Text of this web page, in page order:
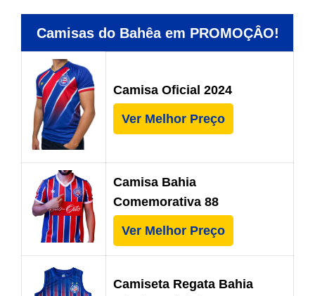
Camisas do Bahêa em PROMOÇÂO!
Camisa Oficial 2024
Ver Melhor Preço
Camisa Bahia
Comemorativa 88
Ver Melhor Preço
Camiseta Regata Bahia